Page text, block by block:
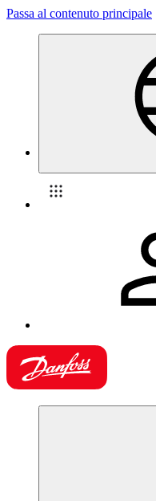
Passa al contenuto principale